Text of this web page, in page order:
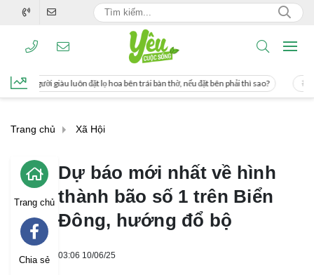
hoa bên trái bàn thờ, nếu đặt bên phải thì sao? Cách uống nước mía giúp
Trang chủ Xã Hội
Trang chủ
Chia sẻ
Dự báo mới nhất về hình
thành bão số 1 trên Biển
Đông, hướng đổ bộ
03:06 10/06/25